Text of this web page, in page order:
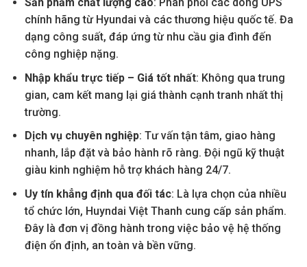
chính hãng từ Hyundai và các thương hiệu quốc tế. Đa
dạng công suất, đáp ứng từ nhu cầu gia đình đến
công nghiệp nặng.
Nhập khẩu trực tiếp – Giá tốt nhất: Không qua trung
gian, cam kết mang lại giá thành cạnh tranh nhất thị
trường.
Dịch vụ chuyên nghiệp: Tư vấn tận tâm, giao hàng
nhanh, lắp đặt và bảo hành rõ ràng. Đội ngũ kỹ thuật
giàu kinh nghiệm hỗ trợ khách hàng 24/7.
Uy tín khẳng định qua đối tác: Là lựa chọn của nhiều
tổ chức lớn, Huyndai Việt Thanh cung cấp sản phẩm.
Đây là đơn vị đồng hành trong việc bảo vệ hệ thống
điện ổn định, an toàn và bền vững.